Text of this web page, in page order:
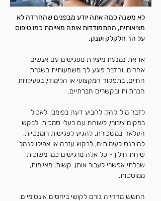
לא משנה כמה אתה יודע מבפנים שהחרדה לא
מציאותית, ההתמודדות איתה מאיימת כמו טיפוס
על הר חלקלק וענק.
אז את נמנעת מיצירת מפגישים עם אנשים
אחרים, והדבר פוגע לך משמעותית בשגרת
החיים, בתפקוד המקצועי או הלימודי, בפעילויות
חברתיות ובקשרים חברתיים.
לדבר מול קהל, להביע דעה בפומבי, לאכול
במקום ציבורי, לשוחח עם בעלי סמכות, לבקש
העלאה במשכורת, להגיע לפגישות רומנטיות,
להיכנס לעימותים, לבקש עזרה או אפילו לנהל
שיחת חולין - כל אלה מרגישים כמו משוכות
שבלתי אפשרי לעבור אותן. קשות, מאיימות,
ממוטטות.
החשש מדחייה גורם לקושי ביחסים אינטימיים.